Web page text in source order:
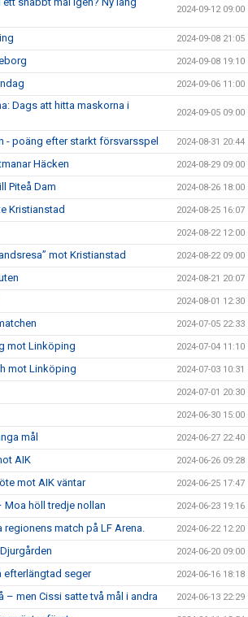
2024-09-12 09:00
2024-09-08 21:05
2024-09-08 19:10
2024-09-06 11:00
Dags att hitta maskorna i
2024-09-05 09:00
- poäng efter starkt försvarsspel 2024-08-31 20:44
Häcken 2024-08-29 09:00
Piteå Dam 2024-08-26 18:00
Kristianstad 2024-08-25 16:07
2024-08-22 12:00
mot Kristianstad 2024-08-22 09:00
2024-08-21 20:07
2024-08-01 12:30
2024-07-05 22:33
mot Linköping 2024-07-04 11:10
mot Linköping 2024-07-03 10:31
2024-07-01 20:30
2024-06-30 15:00
mål 2024-06-27 22:40
AIK 2024-06-26 09:28
mot AIK väntar 2024-06-25 17:47
Moa höll tredje nollan 2024-06-23 19:16
match på LF Arena. 2024-06-22 12:20
2024-06-20 09:00
efterlängtad seger 2024-06-16 18:18
– men Cissi satte två mål i andra 2024-06-13 22:29